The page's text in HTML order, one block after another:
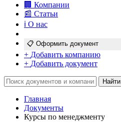
🏢 Компании
📰 Статьи
ℹ️ О нас
📋 Оформить документ
+ Добавить компанию
+ Добавить документ
Найти
Главная
Документы
Курсы по менеджменту